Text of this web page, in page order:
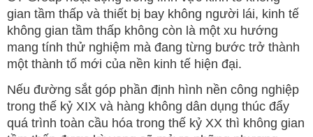
gian tầm thấp và thiết bị bay không người lái, kinh tế
không gian tầm thấp không còn là một xu hướng
mang tính thử nghiệm mà đang từng bước trở thành
một thành tố mới của nền kinh tế hiện đại.
Nếu đường sắt góp phần định hình nền công nghiệp
trong thế kỷ XIX và hàng không dân dụng thúc đẩy
quá trình toàn cầu hóa trong thế kỷ XX thì không gian